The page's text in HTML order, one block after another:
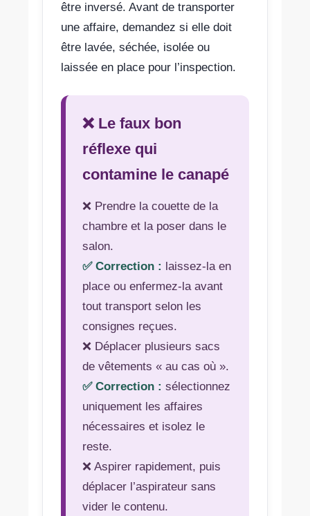
être inversé. Avant de transporter
une affaire, demandez si elle doit
être lavée, séchée, isolée ou
laissée en place pour l’inspection.
❌ Le faux bon
réflexe qui
contamine le canapé
❌ Prendre la couette de la
chambre et la poser dans le
salon.
✅ Correction : laissez-la en
place ou enfermez-la avant
tout transport selon les
consignes reçues.
❌ Déplacer plusieurs sacs
de vêtements « au cas où ».
✅ Correction : sélectionnez
uniquement les affaires
nécessaires et isolez le
reste.
❌ Aspirer rapidement, puis
déplacer l’aspirateur sans
vider le contenu.